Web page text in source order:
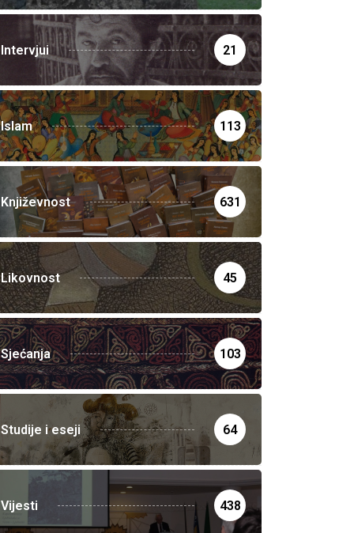
Intervjui 21
Islam 113
Književnost 631
Likovnost 45
Sjećanja 103
Studije i eseji 64
Vijesti 438